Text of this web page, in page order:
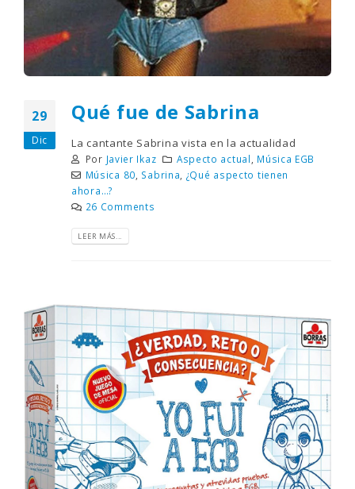
29
Dic
Qué fue de Sabrina
La cantante Sabrina vista en la actualidad
Por Javier Ikaz Aspecto actual, Música EGB
Música 80, Sabrina, ¿Qué aspecto tienen
ahora…?
26 Comments
LEER MÁS...